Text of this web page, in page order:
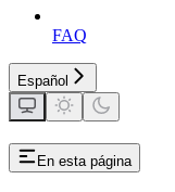
FAQ
Español
En esta página